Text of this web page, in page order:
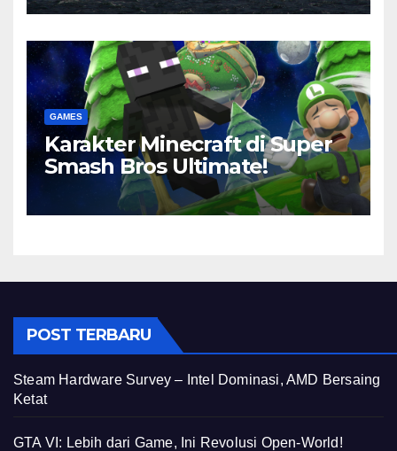
GAMES
Karakter Minecraft di Super
Smash Bros Ultimate!
POST TERBARU
Steam Hardware Survey – Intel Dominasi, AMD Bersaing
Ketat
GTA VI: Lebih dari Game, Ini Revolusi Open-World!